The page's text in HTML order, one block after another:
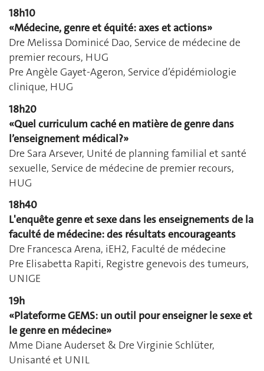
18h10
«Médecine, genre et équité: axes et actions»
Dre Melissa Dominicé Dao, Service de médecine de
premier recours, HUG
Pre Angèle Gayet-Ageron, Service d’épidémiologie
clinique, HUG
18h20
«Quel curriculum caché en matière de genre dans
l’enseignement médical?»
Dre Sara Arsever, Unité de planning familial et santé
sexuelle, Service de médecine de premier recours,
HUG
18h40
L'enquête genre et sexe dans les enseignements de la
faculté de médecine: des résultats encourageants
Dre Francesca Arena, iEH2, Faculté de médecine
Pre Elisabetta Rapiti, Registre genevois des tumeurs,
UNIGE
19h
«Plateforme GEMS: un outil pour enseigner le sexe et
le genre en médecine»
Mme Diane Auderset & Dre Virginie Schlüter,
Unisanté et UNIL